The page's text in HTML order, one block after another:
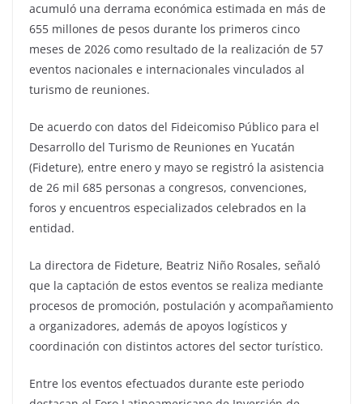
acumuló una derrama económica estimada en más de
655 millones de pesos durante los primeros cinco
meses de 2026 como resultado de la realización de 57
eventos nacionales e internacionales vinculados al
turismo de reuniones.
De acuerdo con datos del Fideicomiso Público para el
Desarrollo del Turismo de Reuniones en Yucatán
(Fideture), entre enero y mayo se registró la asistencia
de 26 mil 685 personas a congresos, convenciones,
foros y encuentros especializados celebrados en la
entidad.
La directora de Fideture, Beatriz Niño Rosales, señaló
que la captación de estos eventos se realiza mediante
procesos de promoción, postulación y acompañamiento
a organizadores, además de apoyos logísticos y
coordinación con distintos actores del sector turístico.
Entre los eventos efectuados durante este periodo